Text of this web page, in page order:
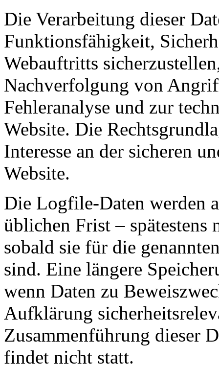
Die Verarbeitung dieser
Funktionsfähigkeit,
Webauftritts
Nachverfolgung von
Fehleranalyse und zur
Website. Die
Interesse an der sicheren
Website.
Die Logfile-Daten werden
üblichen Frist – spätestens
sobald sie für die
sind. Eine längere
wenn Daten zu
Aufklärung
Zusammenführung dieser
findet nicht statt.